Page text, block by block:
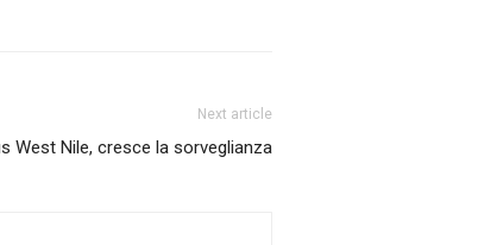
Next article
West Nile, cresce la sorveglianza